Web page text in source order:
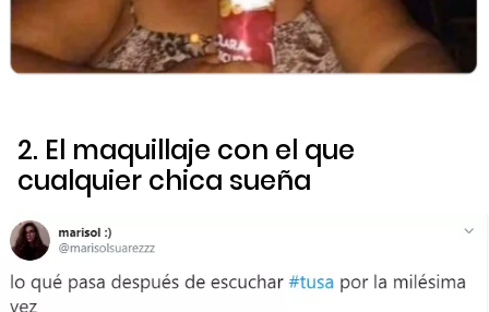
2. El maquillaje con el que
cualquier chica sueña